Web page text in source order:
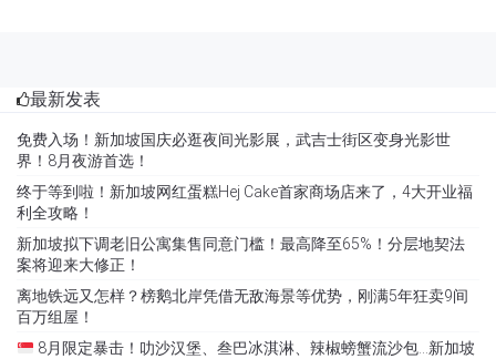
最新发表
免费入场！新加坡国庆必逛夜间光影展，武吉士街区变身光影世
界！8月夜游首选！
终于等到啦！新加坡网红蛋糕Hej Cake首家商场店来了，4大开业福
利全攻略！
新加坡拟下调老旧公寓集售同意门槛！最高降至65%！分层地契法
案将迎来大修正！
离地铁远又怎样？榜鹅北岸凭借无敌海景等优势，刚满5年狂卖9间
百万组屋！
8月限定暴击！叻沙汉堡、叁巴冰淇淋、辣椒螃蟹流沙包…新加坡